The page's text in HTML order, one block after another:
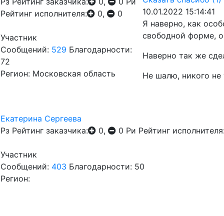
Рейтинг исполнителя:
0, 0
Участник
Сообщений: 529 Благодарности:
72
Регион: Московская область
10.01.2022 15:14:41
Я наверно, как
свободной форме, о
Наверно так же
Не шалю, никого не
Екатерина Сергеева
Рз Рейтинг заказчика: 0, 0 Ри Рейтинг
Участник
Сообщений: 403 Благодарности: 50
Регион: